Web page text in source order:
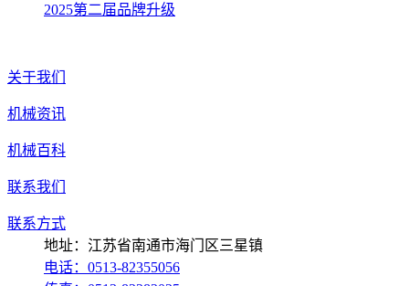
2025第二届品牌升级
关于我们
机械资讯
机械百科
联系我们
联系方式
地址：江苏省南通市海门区三星镇
电话：0513-82355056